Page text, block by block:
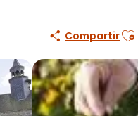
Compartir